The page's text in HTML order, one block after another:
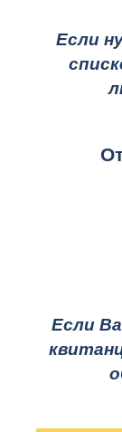
Если
Если